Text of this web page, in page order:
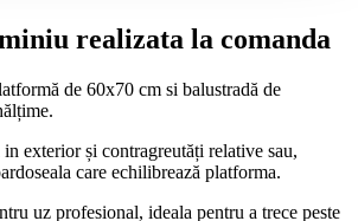
realizata la comanda
de 60x70 cm si balustradă de
exterior și contragreutăți relative sau,
care echilibrează platforma.
uz profesional, ideala pentru a trece peste